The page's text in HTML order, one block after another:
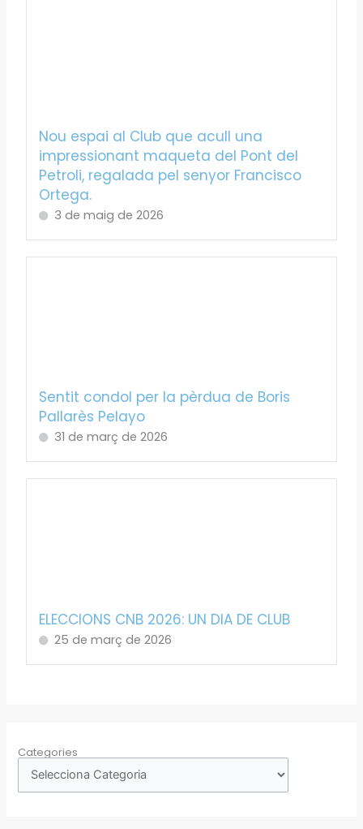
Nou espai al Club que acull una
impressionant maqueta del Pont del
Petroli, regalada pel senyor Francisco
Ortega.
3 de maig de 2026
Sentit condol per la pèrdua de Boris
Pallarès Pelayo
31 de març de 2026
ELECCIONS CNB 2026: UN DIA DE CLUB
25 de març de 2026
Categories